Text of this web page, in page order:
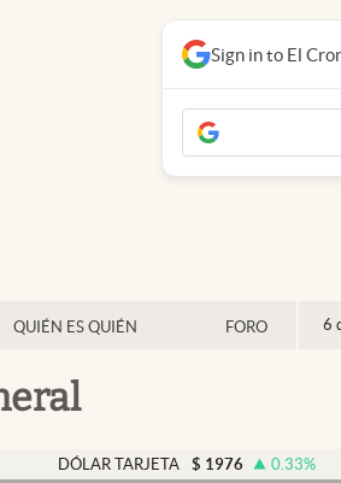
QUIÉN ES QUIÉN FORO 6
TARJETA $ 1976 0.33%
Sign in to El